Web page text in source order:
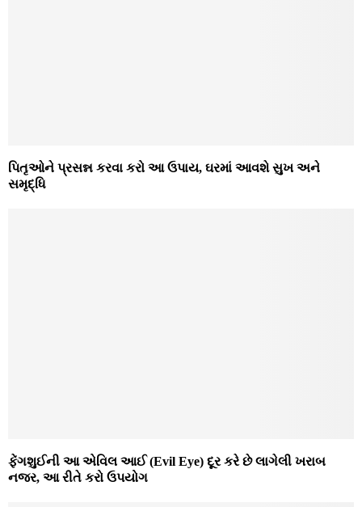
પિતૃઓને પ્રસન્ન કરવા કરો આ ઉપાય, ઘરમાં આવશે સુખ અને
સમૃદ્ધિ
ફેંગશુઈની આ એવિલ આઈ (Evil Eye) દૂર કરે છે લાગેલી ખરાબ
નજર, આ રીતે કરો ઉપયોગ